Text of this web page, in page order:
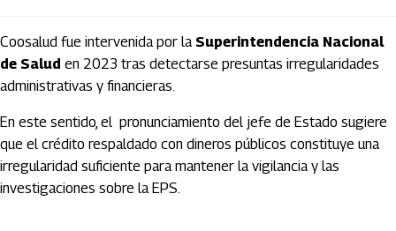
Coosalud fue intervenida por laSuperintendencia Nacional
de Salud en 2023 tras detectarse presuntas irregularidades
administrativas y financieras.
En este sentido, el pronunciamiento del jefe de Estado sugiere
que el crédito respaldado con dineros públicos constituye una
irregularidad suficiente para mantener la vigilancia y las
investigaciones sobre la EPS.